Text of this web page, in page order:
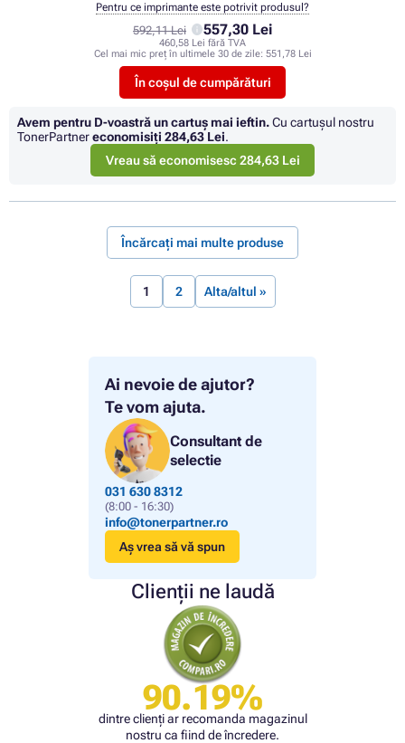
Ai nevoie de ajutor?
Te vom ajuta.
Consultant de
selectie
031 630 8312
(8:00 - 16:30)
info@tonerpartner.ro
Aș vrea să vă spun
Clienții ne laudă
90.19%
dintre clienți ar recomanda magazinul
nostru ca fiind de încredere.
592,11 Lei 557,30 Lei
460,58 Lei fără TVA
Cel mai mic preț în ultimele 30 de zile: 551,78 Lei
În coșul de cumpărături
Pentru ce imprimante este potrivit produsul?
Avem pentru D-voastră un cartuș mai ieftin.Cu cartuşul nostru
TonerPartnereconomisiţi 284,63 Lei.
Vreau să economisesc 284,63 Lei
Încărcați mai multe produse
1 2 Alta/altul »